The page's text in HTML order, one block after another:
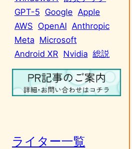
GPT-5 Google Apple
AWS OpenAI Anthropic
Meta Microsoft
Android XR Nvidia 総説
ライター一覧